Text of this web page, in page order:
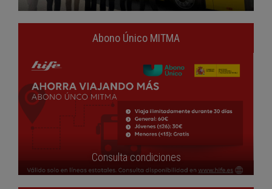
Abono Único MITMA
Consulta condiciones